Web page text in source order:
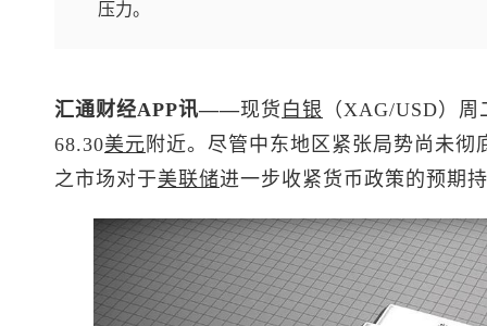
压力。
汇通财经APP讯——现货 白银 （XAG/USD）
68.30美元 附近。尽管中东地区紧张局势尚未
之市场对于美联储进一步收紧货币政策的预期